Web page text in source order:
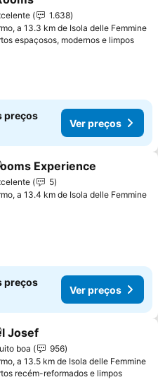
aos favoritos
1.638
a 13.3 km de Isola delle Femmine
espaçosos, modernos e limpos
preços
Ver preços
aos favoritos
Experience
5
a 13.4 km de Isola delle Femmine
preços
Ver preços
aos favoritos
Josef
boa
956
a 13.5 km de Isola delle Femmine
recém-reformados e limpos